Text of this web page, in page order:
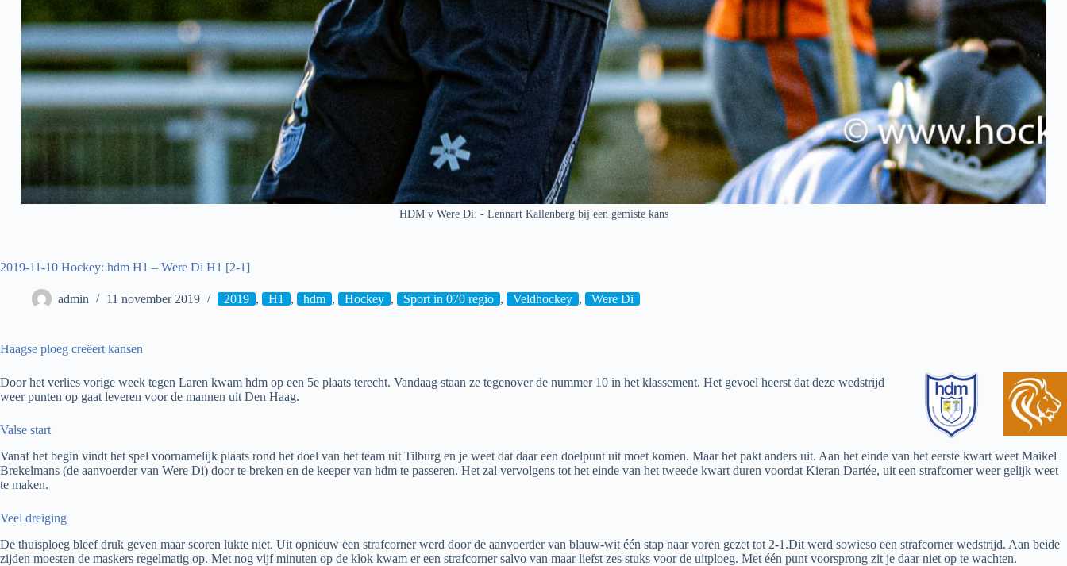
HDM v Were Di: - Lennart Kallenberg bij een gemiste kans
2019-11-10 Hockey: hdm H1 – Were Di H1 [2-1]
admin 11 november 2019 2019 , H1 , hdm , Hockey , Sport in 070 regio , Veldhockey , Were Di
Haagse ploeg creëert kansen
Door het verlies vorige week tegen Laren kwam hdm op een 5e plaats terecht. Vandaag staan ze tegenover de nummer 10 in het klassement. Het gevoel heerst dat deze wedstrijd
weer punten op gaat leveren voor de mannen uit Den Haag.
Valse start
Vanaf het begin vindt het spel voornamelijk plaats rond het doel van het team uit Tilburg en je weet dat daar een doelpunt uit moet komen. Maar het pakt anders uit. Aan het einde van het eerste kwart weet Maikel
Brekelmans (de aanvoerder van Were Di) door te breken en de keeper van hdm te passeren. Het zal vervolgens tot het einde van het tweede kwart duren voordat Kieran Dartée, uit een strafcorner weer gelijk weet
te maken.
Veel dreiging
De thuisploeg bleef druk geven maar scoren lukte niet. Uit opnieuw een strafcorner werd door de aanvoerder van blauw-wit één stap naar voren gezet tot 2-1.Dit werd sowieso een strafcorner wedstrijd. Aan beide
zijden moesten de maskers regelmatig op. Met nog vijf minuten op de klok kwam er een strafcorner salvo van maar liefst zes stuks voor de uitploeg. Met één punt voorsprong zit je daar niet op te wachten.